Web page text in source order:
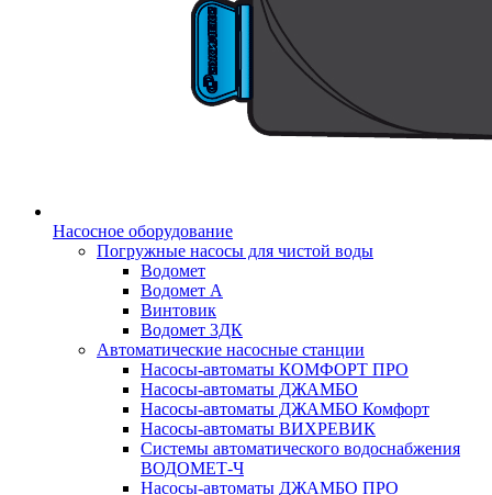
Насосное оборудование
Погружные насосы для чистой воды
Водомет
Водомет А
Винтовик
Водомет 3ДК
Автоматические насосные станции
Насосы-автоматы КОМФОРТ ПРО
Насосы-автоматы ДЖАМБО
Насосы-автоматы ДЖАМБО Комфорт
Насосы-автоматы ВИХРЕВИК
Системы автоматического водоснабжения
ВОДОМЕТ-Ч
Насосы-автоматы ДЖАМБО ПРО